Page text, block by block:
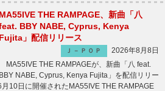
MA55IVE THE RAMPAGE、新曲「八
BBY NABE, Cyprus, Kenya
Fujita」配信リリース
Ｊ－ＰＯＰ
2026年8月8日
MA55IVE THE RAMPAGEが、新曲「八 feat.
BBY NABE, Cyprus, Kenya Fujita」を配信リリー
10日に開催されたMA55IVE THE RAMPAGE